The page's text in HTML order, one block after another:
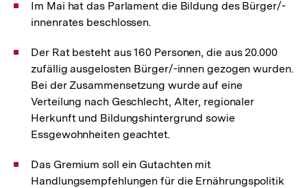
Im Mai hat das Parlament die Bildung des Bürger/-
innenrates beschlossen.
Der Rat besteht aus 160 Personen, die aus 20.000
zufällig ausgelosten Bürger/-innen gezogen wurden.
Bei der Zusammensetzung wurde auf eine
Verteilung nach Geschlecht, Alter, regionaler
Herkunft und Bildungshintergrund sowie
Essgewohnheiten geachtet.
Das Gremium soll ein Gutachten mit
Handlungsempfehlungen für die Ernährungspolitik